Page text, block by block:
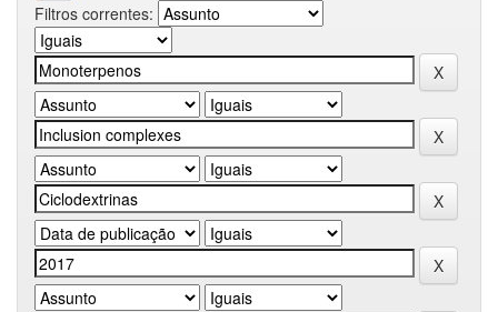
Filtros correntes: